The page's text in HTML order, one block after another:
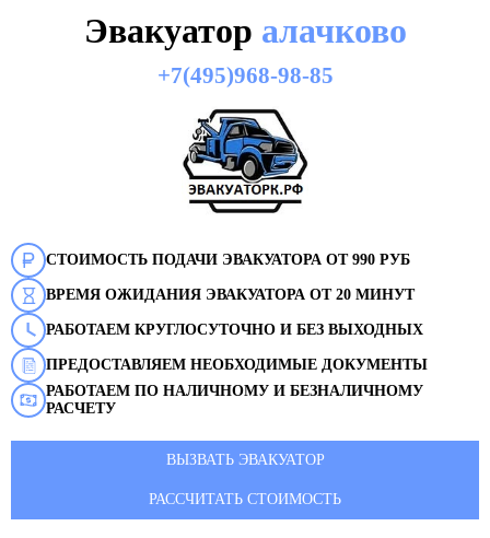
Эвакуатор алачково
+7(495)968-98-85
СТОИМОСТЬ ПОДАЧИ ЭВАКУАТОРА ОТ 990 РУБ
ВРЕМЯ ОЖИДАНИЯ ЭВАКУАТОРА ОТ 20 МИНУТ
РАБОТАЕМ КРУГЛОСУТОЧНО И БЕЗ ВЫХОДНЫХ
ПРЕДОСТАВЛЯЕМ НЕОБХОДИМЫЕ ДОКУМЕНТЫ
РАБОТАЕМ ПО НАЛИЧНОМУ И БЕЗНАЛИЧНОМУ
РАСЧЕТУ
ВЫЗВАТЬ ЭВАКУАТОР
РАССЧИТАТЬ СТОИМОСТЬ